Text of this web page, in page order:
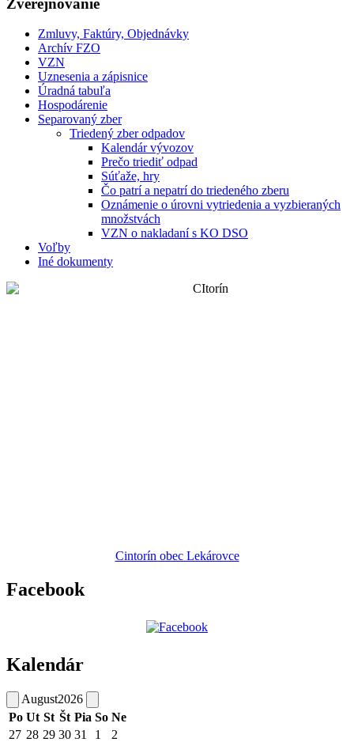
Zmluvy, Faktúry, Objednávky
Archív FZO
VZN
Uznesenia a zápisnice
Úradná tabuľa
Hospodárenie
Separovaný zber
Triedený zber odpadov
Kalendár vývozov
Prečo triediť odpad
Súťaže, hry
Čo patrí a nepatrí do triedeného zberu
Oznámenie o úrovni vytriedenia a vyzbieraných
množstvách
VZN o nakladaní s KO DSO
Voľby
Iné dokumenty
Cintorín obec Lekárovce
Facebook
Kalendár
August2026
Po Ut St Št Pia So Ne
27 28 29 30 31 1
2